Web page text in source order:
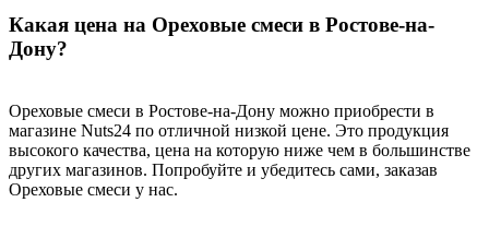
Какая цена на Ореховые смеси в Ростове-на-
Дону?
Ореховые смеси в Ростове-на-Дону можно приобрести в
магазине Nuts24 по отличной низкой цене. Это продукция
высокого качества, цена на которую ниже чем в большинстве
других магазинов. Попробуйте и убедитесь сами, заказав
Ореховые смеси у нас.